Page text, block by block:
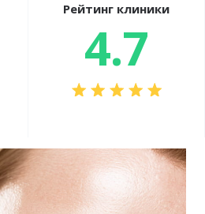
Рейтинг клиники
4.7